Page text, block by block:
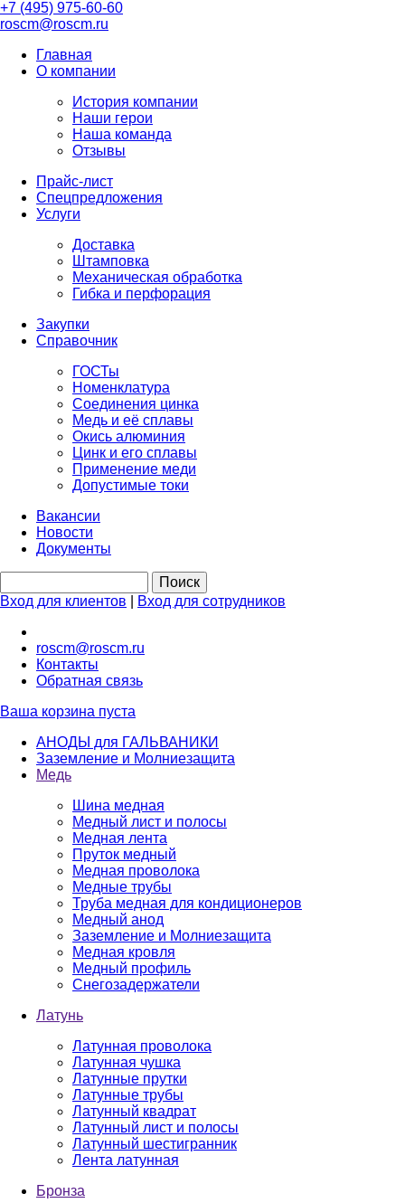
+7 (495) 975-60-60
roscm@roscm.ru
Главная
О компании
История компании
Наши герои
Наша команда
Отзывы
Прайс-лист
Спецпредложения
Услуги
Доставка
Штамповка
Механическая обработка
Гибка и перфорация
Закупки
Справочник
ГОСТы
Номенклатура
Соединения цинка
Медь и её сплавы
Окись алюминия
Цинк и его сплавы
Применение меди
Допустимые токи
Вакансии
Новости
Документы
Вход для клиентов Вход для сотрудников
roscm@roscm.ru
Контакты
Обратная связь
Ваша корзина пуста
АНОДЫ для ГАЛЬВАНИКИ
Заземление и Молниезащита
Медь
Шина медная
Медный лист и полосы
Медная лента
Пруток медный
Медная проволока
Медные трубы
Труба медная для кондиционеров
Медный анод
Заземление и Молниезащита
Медная кровля
Медный профиль
Снегозадержатели
Латунь
Латунная проволока
Латунная чушка
Латунные прутки
Латунные трубы
Латунный квадрат
Латунный лист и полосы
Латунный шестигранник
Лента латунная
Бронза